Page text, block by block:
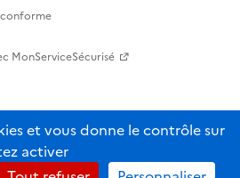
MonServiceSécurisé
contenus de ce site sont sous licence
et vous donne le contrôle sur
activer